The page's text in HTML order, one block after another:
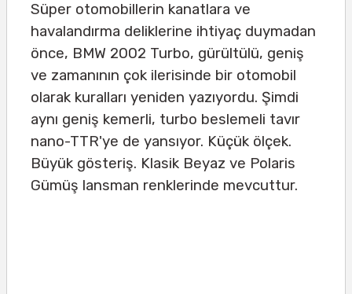
Süper otomobillerin kanatlara ve
havalandırma deliklerine ihtiyaç duymadan
önce, BMW 2002 Turbo, gürültülü, geniş
ve zamanının çok ilerisinde bir otomobil
olarak kuralları yeniden yazıyordu. Şimdi
aynı geniş kemerli, turbo beslemeli tavır
nano-TTR'ye de yansıyor. Küçük ölçek.
Büyük gösteriş. Klasik Beyaz ve Polaris
Gümüş lansman renklerinde mevcuttur.